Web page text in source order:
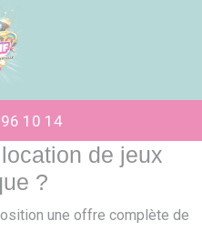
10 14
de jeux
?
une offre complète de